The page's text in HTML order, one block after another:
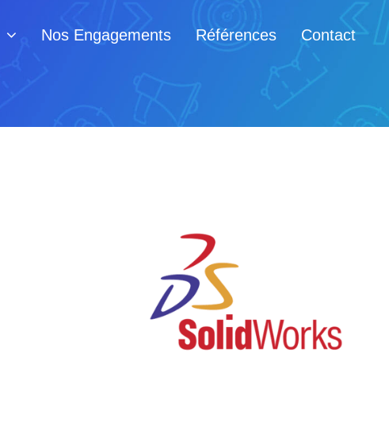
Nos Engagements Références Contact